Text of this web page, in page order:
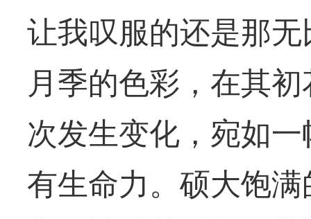
让我叹服的还是那
月季的色彩，在其
次发生变化，宛如
有生命力。硕大饱